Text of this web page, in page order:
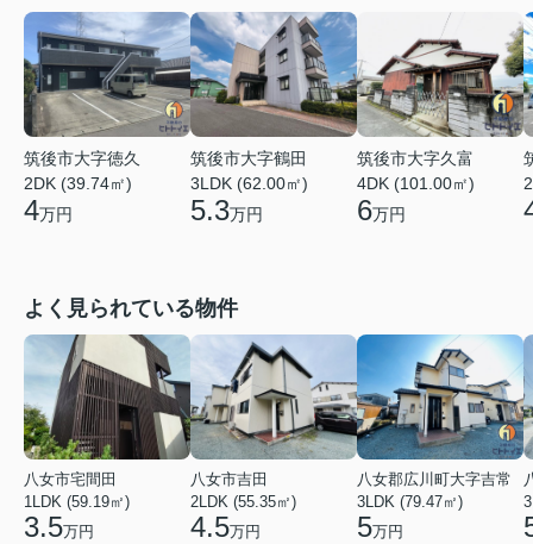
筑後市大字徳久
2DK (39.74㎡)
4万円
筑後市大字鶴田
3LDK (62.00㎡)
5.3万円
筑後市大字久富
4DK (101.00㎡)
6万円
よく見られている物件
八女市宅間田
1LDK (59.19㎡)
3.5万円
八女市吉田
2LDK (55.35㎡)
4.5万円
八女郡広川町大字吉常
3LDK (79.47㎡)
5万円